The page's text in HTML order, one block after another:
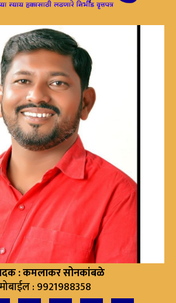
: कमलाकर सोनकांबळे
मोबाईल : 9921988358